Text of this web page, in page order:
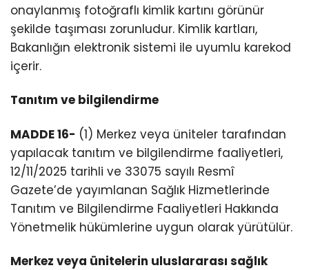
onaylanmış fotoğraflı kimlik kartını görünür
şekilde taşıması zorunludur. Kimlik kartları,
Bakanlığın elektronik sistemi ile uyumlu karekod
içerir.
Tanıtım ve bilgilendirme
MADDE 16- (1) Merkez veya üniteler tarafından
yapılacak tanıtım ve bilgilendirme faaliyetleri,
12/11/2025 tarihli ve 33075 sayılı Resmî
Gazete’de yayımlanan Sağlık Hizmetlerinde
Tanıtım ve Bilgilendirme Faaliyetleri Hakkında
Yönetmelik hükümlerine uygun olarak yürütülür.
Merkez veya ünitelerin uluslararası sağlık